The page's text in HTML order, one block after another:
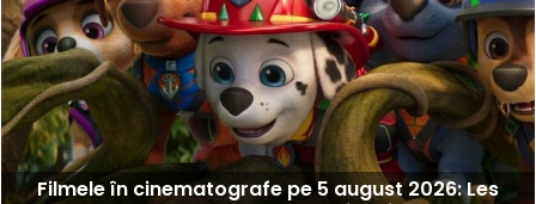
Filmele în cinematografe pe 5 august 2026: Les